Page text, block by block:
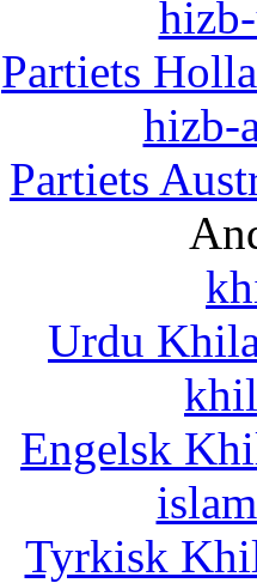
Partiets
hizb-
Partiets
Urdu
Engelsk
Tyrkisk